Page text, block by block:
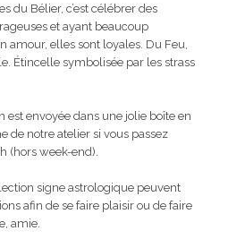
du Bélier, c’est célébrer des
et ayant beaucoup
amour, elles sont loyales. Du Feu,
Étincelle symbolisée par les strass
envoyée dans une jolie boîte en
de notre atelier si vous passez
(hors week-end).
signe astrologique peuvent
afin de se faire plaisir ou de faire
amie.